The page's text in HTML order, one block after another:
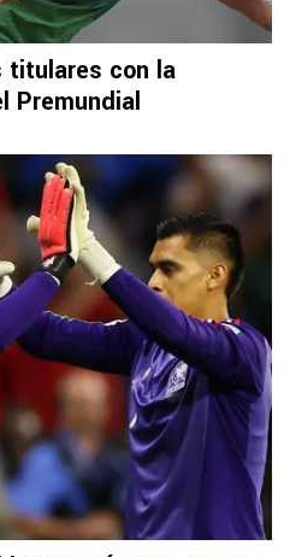
titulares con la
Premundial